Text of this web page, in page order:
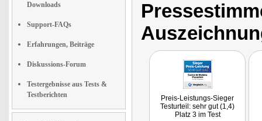
Downloads
Support-FAQs
Erfahrungen, Beiträge
Diskussions-Forum
Testergebnisse aus Tests &
Testberichten
Preis-Leistungs-Sieger
Testurteil: sehr gut (1,4)
Platz 3 im Test